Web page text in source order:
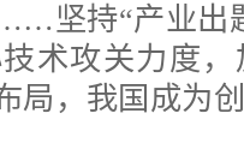
坚持“产业出
术攻关力度
局，我国成为